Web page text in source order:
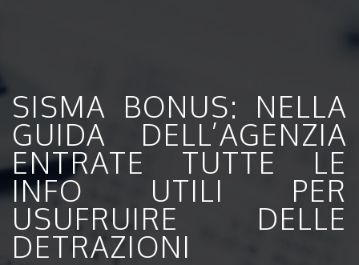
SISMA BONUS: NELLA
GUIDA DELL’AGENZIA
ENTRATE TUTTE LE
INFO UTILI PER
USUFRUIRE DELLE
DETRAZIONI